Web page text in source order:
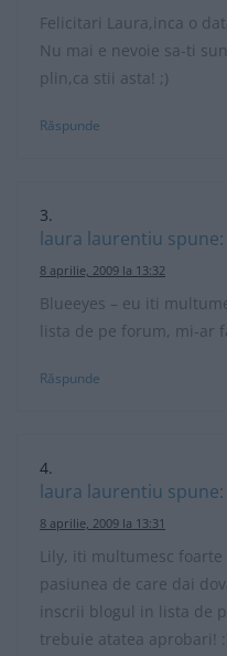
Felicitari Laura,inca o
Nu mai e nevoie sa-ti
plin,ca stii asta! ;)
Răspunde
laura laurentiu spune:
8 aprilie, 2009 la 13:32
Blueeyes – eu iti
lista de pe forum, mi-ar
Răspunde
laura laurentiu spune:
8 aprilie, 2009 la 13:31
Lily, iti multumesc
pasiunea de care dai
inscrii blogul in lista de
trebuie atatea aprobari!